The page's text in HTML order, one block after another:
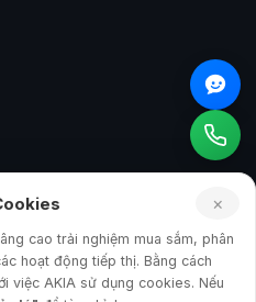
ty TNHH Sản Xuất và Đầu Tư AKIA
×
cao trải nghiệm mua sắm, phân
hoạt động tiếp thị. Bằng cách
việc AKIA sử dụng cookies. Nếu